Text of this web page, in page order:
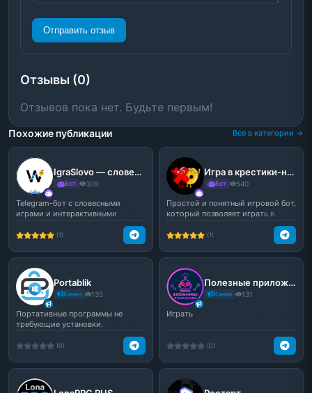
Отправить отзыв
Отзывы (0)
Отзывов пока нет. Будьте первым!
Похожие публикации Все в категории →
IgraSlovo — словесные игры для группы и развлечения в Telegram
Бот 309
Telegram-бот с словесными
играми и интерактивными
форматами для чатов и лично...
(1)
Игра в крестики-нолики для чатов
Бот 540
Простой и понятный игровой бот,
который позволяет играть в
(1)
Portablik
Канал 135
Портативные программы не
требующие установки.
дл...
(0)
Полезные приложения
Канал 131
Играть
(0)